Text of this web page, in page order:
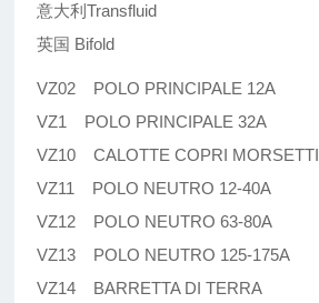
意大利Transfluid
英国 Bifold
VZ02 POLO PRINCIPALE 12A
VZ1 POLO PRINCIPALE 32A
VZ10 CALOTTE COPRI MORSETTI
VZ11 POLO NEUTRO 12-40A
VZ12 POLO NEUTRO 63-80A
VZ13 POLO NEUTRO 125-175A
VZ14 BARRETTA DI TERRA